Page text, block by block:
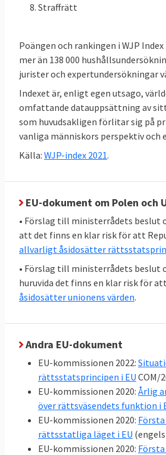
nationella myndigheter,
personer och andra privata
annat föreningar och
exempelvis hur lagar skall
brottsmisstänkta skall
skatter skall fastställas och
Rättsstaten gäller också det
mellan privata aktörer i
egendom, det må vara
bilar, för rätten till ersättning
orsakade av en bilolycka
familjeangelägenheter som
skilsmässa och arv. Den
att odla ett stycke mark eller
mark, för att ta några
relationerna mellan dem
som styr och för relationerna
Detta bör poängteras
hör att rättsstaten enbart
begränsa utövandet av
är det inte, påpekas i
politiker.
Straffrätt
Poängen och rankingen i WJP
mer än 138 000
jurister och expertundersökningar
Indexet är, enligt egen utsago,
omfattande datauppsättning av sitt
som huvudsakligen förlitar sig på
vanliga människors perspektiv och
Källa: WJP-index 2021.
EU-dokument om Polen och
• Förslag till ministerrådets beslut
att det finns en klar risk för att
allvarligt åsidosätter
• Förslag till ministerrådets beslut
huruvida det finns en klar risk för att
åsidosätter unionens värden.
Andra EU-dokument
EU-kommissionen 2022:
rättsstatsprincipen i EU COM/
EU-kommissionen 2020: Årlig
över rättsväsendets funktion i
EU-kommissionen 2020:
rättsstatliga läget i EU
EU-kommissionen 2020: